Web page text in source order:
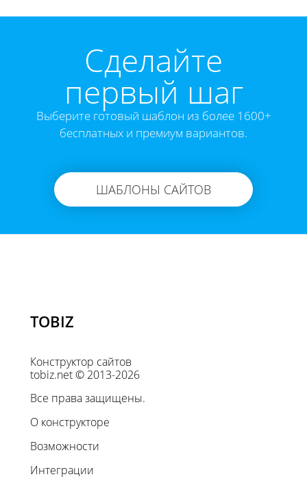
Cделайте
первый шаг
Выберите готовый шаблон из более 1600+
бесплатных и премиум вариантов.
ШАБЛОНЫ САЙТОВ
TOBIZ
Конструктор сайтов
tobiz.net © 2013-2026
Все права защищены.
О конструкторе
Возможности
Интеграции